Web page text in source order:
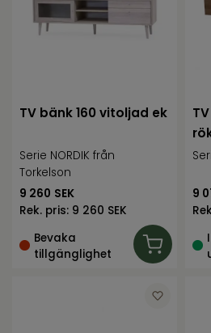
TV bänk 160 vitoljad ek
Serie NORDIK från
Torkelson
9 260 SEK
Rek. pris: 9 260 SEK
Bevaka
tillgänglighet
9